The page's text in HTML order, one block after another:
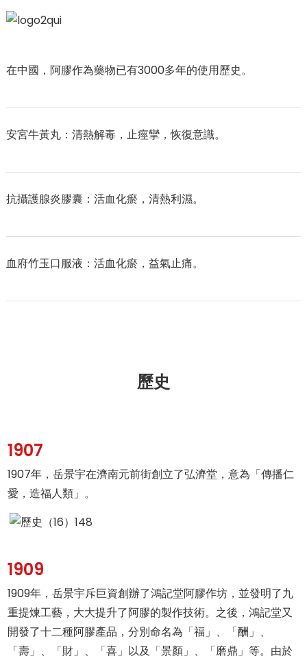
在中國，阿膠作為藥物已有3000多年的使用歷史。
安宮牛黃丸：清熱解毒，止痙攣，恢復意識。
抗攝護腺炎膠囊：活血化瘀，清熱利濕。
血府竹玉口服液：活血化瘀，益氣止痛。
歷史
1907
1907年，岳景宇在濟南元前街創立了弘濟堂，意為「傳播仁
愛，造福人類」。
1909
1909年，岳景宇斥巨資創辦了鴻記堂阿膠作坊，並發明了九
重提煉工藝，大大提升了阿膠的製作技術。之後，鴻記堂又
開發了十二種阿膠產品，分別命名為「福」、「酬」、
「壽」、「財」、「喜」以及「景顏」、「磨鼎」等。由於